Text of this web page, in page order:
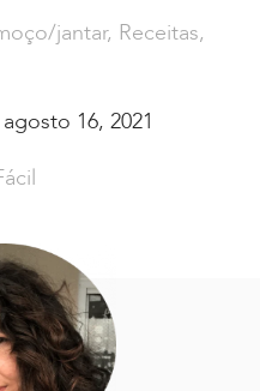
jantar, Receitas,
agosto 16, 2021